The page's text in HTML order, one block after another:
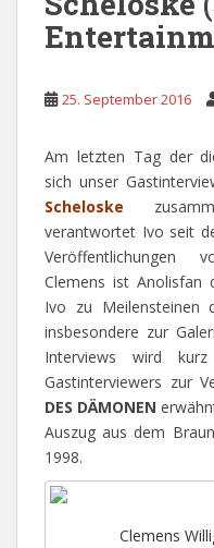
25. September 2016
Am letzten Tag der
sich unser
Scheloske
verantwortet Ivo seit
Veröffentlichungen
Clemens ist Anolisfan
Ivo zu Meilensteinen
insbesondere zur
Interviews wird
Gastinterviewers zur
DES DÄMONEN
Auszug aus dem
1998.
Clemens